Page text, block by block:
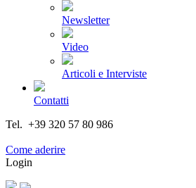
Newsletter
Video
Articoli e Interviste
Contatti
Tel. +39 320 57 80 986
Come aderire
Login